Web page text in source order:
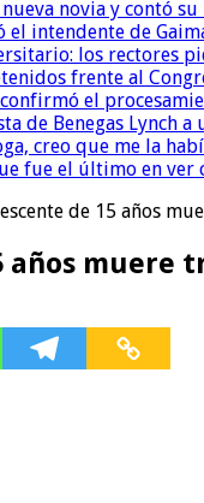
novia y contó
intendente de
los rectores
frente al
confirmó el
de Benegas Lynch
creo que me la
fue el último en ver
de 15 años
años muere